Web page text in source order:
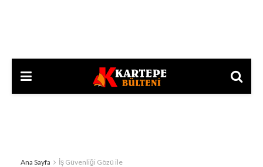
Ana Sayfa İş Güvenliği Gözü ile